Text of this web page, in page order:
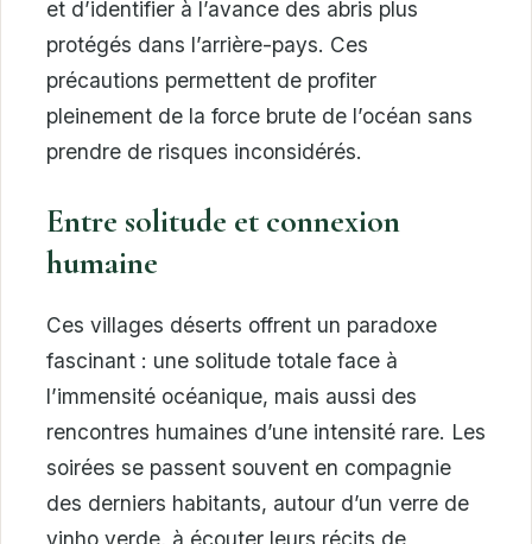
et d’identifier à l’avance des abris plus
protégés dans l’arrière-pays. Ces
précautions permettent de profiter
pleinement de la force brute de l’océan sans
prendre de risques inconsidérés.
Entre solitude et connexion
humaine
Ces villages déserts offrent un paradoxe
fascinant : une solitude totale face à
l’immensité océanique, mais aussi des
rencontres humaines d’une intensité rare. Les
soirées se passent souvent en compagnie
des derniers habitants, autour d’un verre de
vinho verde, à écouter leurs récits de